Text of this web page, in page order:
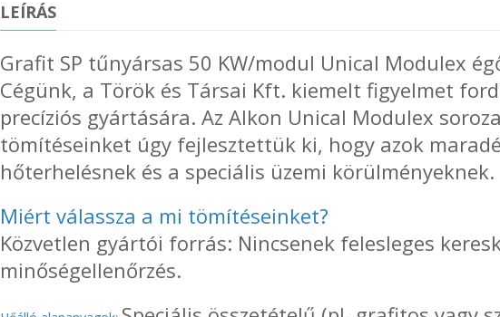
LEÍRÁS
Grafit SP tűnyársas 50 KW/modul Unical Modulex
Cégünk, a Török és Társai Kft. kiemelt figyelmet
precíziós gyártására. Az Alkon Unical Modulex
tömítéseinket úgy fejlesztettük ki, hogy azok
hőterhelésnek és a speciális üzemi körülményeknek.
Miért válassza a mi tömítéseinket?
Közvetlen gyártói forrás: Nincsenek felesleges
minőségellenőrzés.